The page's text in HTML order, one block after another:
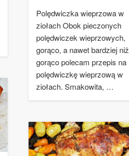
Polędwiczka wieprzowa w
ziołach Obok pieczonych
polędwiczek wieprzowych,
gorąco, a nawet bardziej niż
gorąco polecam przepis na
polędwiczkę wieprzową w
ziołach. Smakowita, …